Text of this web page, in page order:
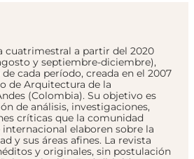
cuatrimestral a partir del 2020
y septiembre-diciembre),
cada período, creada en el 2007
de Arquitectura de la
(Colombia). Su objetivo es
de análisis, investigaciones,
críticas que la comunidad
elaboren sobre la
y sus áreas afines. La revista
y originales, sin postulación